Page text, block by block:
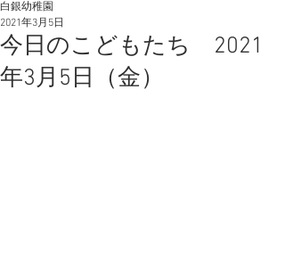
今日のこどもたち 2021
年3月5日（金）
白銀幼稚園
2021年3月5日